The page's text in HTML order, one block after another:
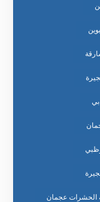
الحشرات عجمان